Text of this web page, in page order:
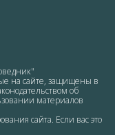
на сайте, защищены в
об
материалов
сайта. Если вас это